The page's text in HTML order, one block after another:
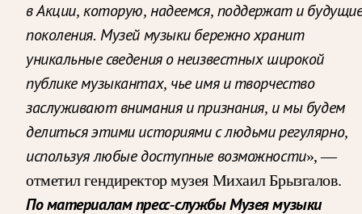
в Акции, которую, надеемся, поддержат и
поколения. Музей музыки бережно хранит
уникальные сведения о неизвестных широкой
публике музыкантах, чье имя и творчество
заслуживают внимания и признания, и мы будем
делиться этими историями с людьми регулярно,
используя любые доступные возможности», —
отметил гендиректор музея Михаил Брызгалов.
По материалам пресс-службы Музея музыки